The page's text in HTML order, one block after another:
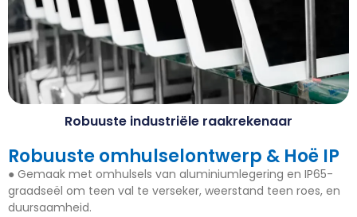
Robuuste industriële raakrekenaar
Robuuste omhulselontwerp & Hoë IP
● Gemaak met omhulsels van aluminiumlegering en IP65-
graadseël om teen val te verseker, weerstand teen roes, en
duursaamheid.